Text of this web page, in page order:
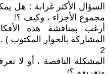
السؤال الأكثر غرابة : هل
مجموع الأجزاء ، وكيف ؟!
أرغب بمناقشة هذه
المشاركة بالحوار
2
المشكلة الناقصة ، أو لا